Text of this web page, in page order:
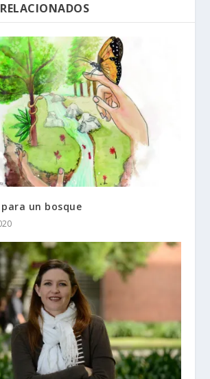
un bosque